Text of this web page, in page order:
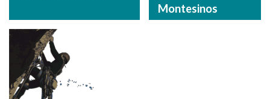
Montesinos